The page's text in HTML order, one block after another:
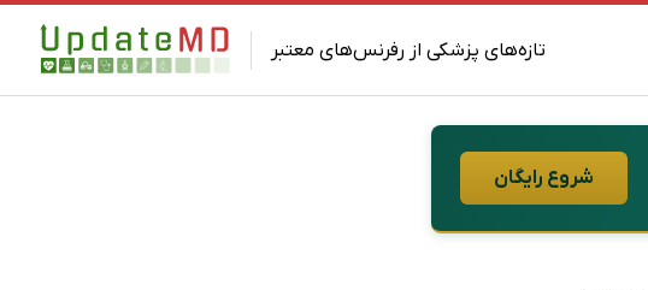
تازه‌های پزشکی از رفرنس‌های معتبر
شروع رایگان